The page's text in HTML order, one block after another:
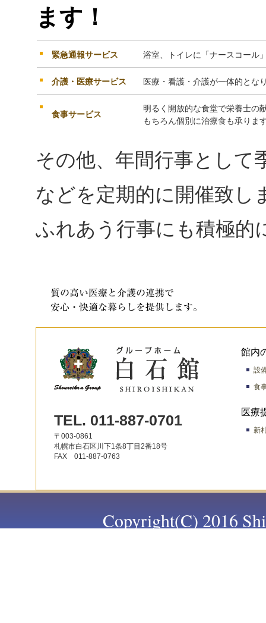
ます！
緊急通報サービス 浴室、トイレに「ナースコール
介護・医療サービス 医療・看護・介護が一体的とな
食事サービス
明るく開放的な食堂で栄養士の
もちろん個別に治療食も承りま
その他、年間行事として
などを定期的に開催致し
ふれあう行事にも積極的
TEL. 011-887-0701
〒003-0861
札幌市白石区川下1条8丁目2番18号
FAX 011-887-0763
館内
設
食
医療
新
Copyright(C) 2016